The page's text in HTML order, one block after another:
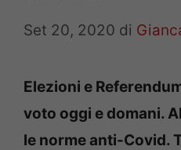
Set 20, 2020 di
Elezioni e
voto oggi e domani.
le norme anti-Covid.